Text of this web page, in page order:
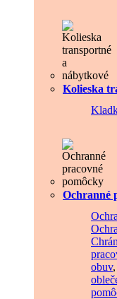
Kolieska
Ochranné
obuv,